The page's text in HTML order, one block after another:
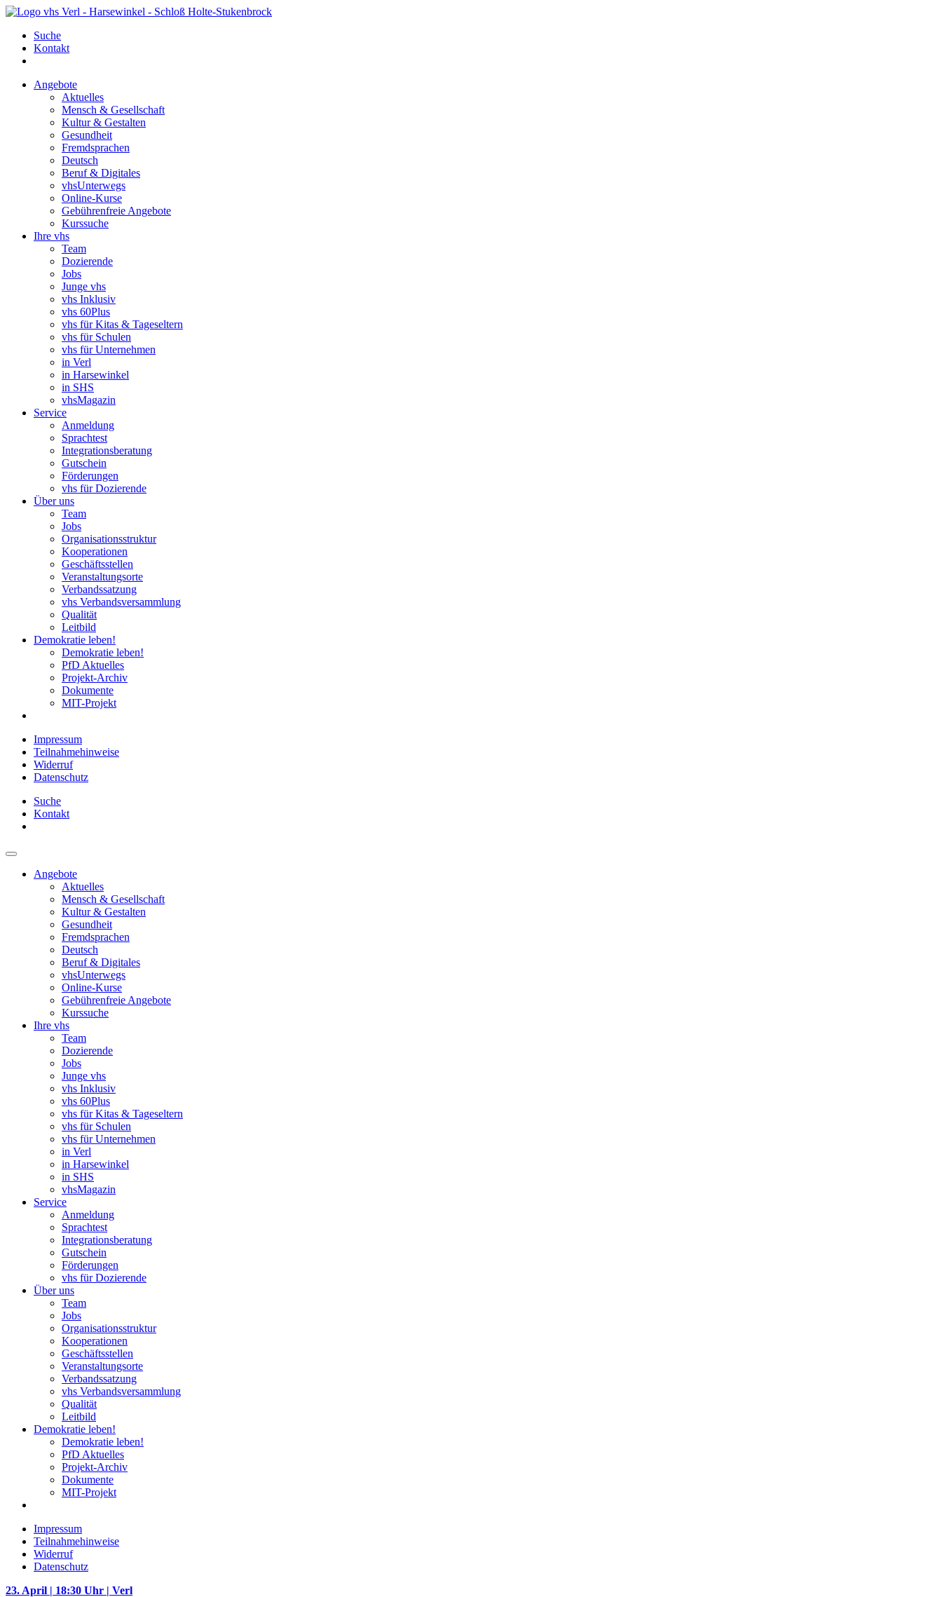
Suche
Kontakt
Angebote
Aktuelles
Mensch & Gesellschaft
Kultur & Gestalten
Gesundheit
Fremdsprachen
Deutsch
Beruf & Digitales
vhsUnterwegs
Online-Kurse
Gebührenfreie Angebote
Kurssuche
Ihre vhs
Team
Dozierende
Jobs
Junge vhs
vhs Inklusiv
vhs 60Plus
vhs für Kitas & Tageseltern
vhs für Schulen
vhs für Unternehmen
in Verl
in Harsewinkel
in SHS
vhsMagazin
Service
Anmeldung
Sprachtest
Integrationsberatung
Gutschein
Förderungen
vhs für Dozierende
Über uns
Team
Jobs
Organisationsstruktur
Kooperationen
Geschäftsstellen
Veranstaltungsorte
Verbandssatzung
vhs Verbandsversammlung
Qualität
Leitbild
Demokratie leben!
Demokratie leben!
PfD Aktuelles
Projekt-Archiv
Dokumente
MIT-Projekt
Impressum
Teilnahmehinweise
Widerruf
Datenschutz
Suche
Kontakt
Angebote
Aktuelles
Mensch & Gesellschaft
Kultur & Gestalten
Gesundheit
Fremdsprachen
Deutsch
Beruf & Digitales
vhsUnterwegs
Online-Kurse
Gebührenfreie Angebote
Kurssuche
Ihre vhs
Team
Dozierende
Jobs
Junge vhs
vhs Inklusiv
vhs 60Plus
vhs für Kitas & Tageseltern
vhs für Schulen
vhs für Unternehmen
in Verl
in Harsewinkel
in SHS
vhsMagazin
Service
Anmeldung
Sprachtest
Integrationsberatung
Gutschein
Förderungen
vhs für Dozierende
Über uns
Team
Jobs
Organisationsstruktur
Kooperationen
Geschäftsstellen
Veranstaltungsorte
Verbandssatzung
vhs Verbandsversammlung
Qualität
Leitbild
Demokratie leben!
Demokratie leben!
PfD Aktuelles
Projekt-Archiv
Dokumente
MIT-Projekt
Impressum
Teilnahmehinweise
Widerruf
Datenschutz
23. April | 18:30 Uhr | Verl